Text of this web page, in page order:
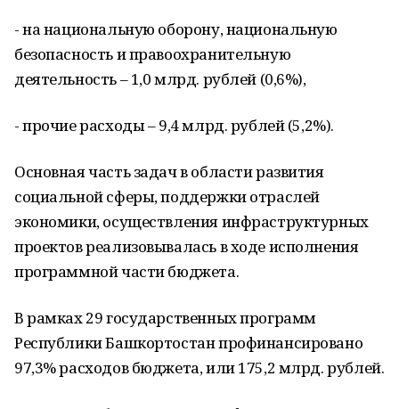
- на национальную оборону, национальную
безопасность и правоохранительную
деятельность – 1,0 млрд. рублей (0,6%),
- прочие расходы – 9,4 млрд. рублей (5,2%).
Основная часть задач в области развития
социальной сферы, поддержки отраслей
экономики, осуществления инфраструктурных
проектов реализовывалась в ходе исполнения
программной части бюджета.
В рамках 29 государственных программ
Республики Башкортостан профинансировано
97,3% расходов бюджета, или 175,2 млрд. рублей.